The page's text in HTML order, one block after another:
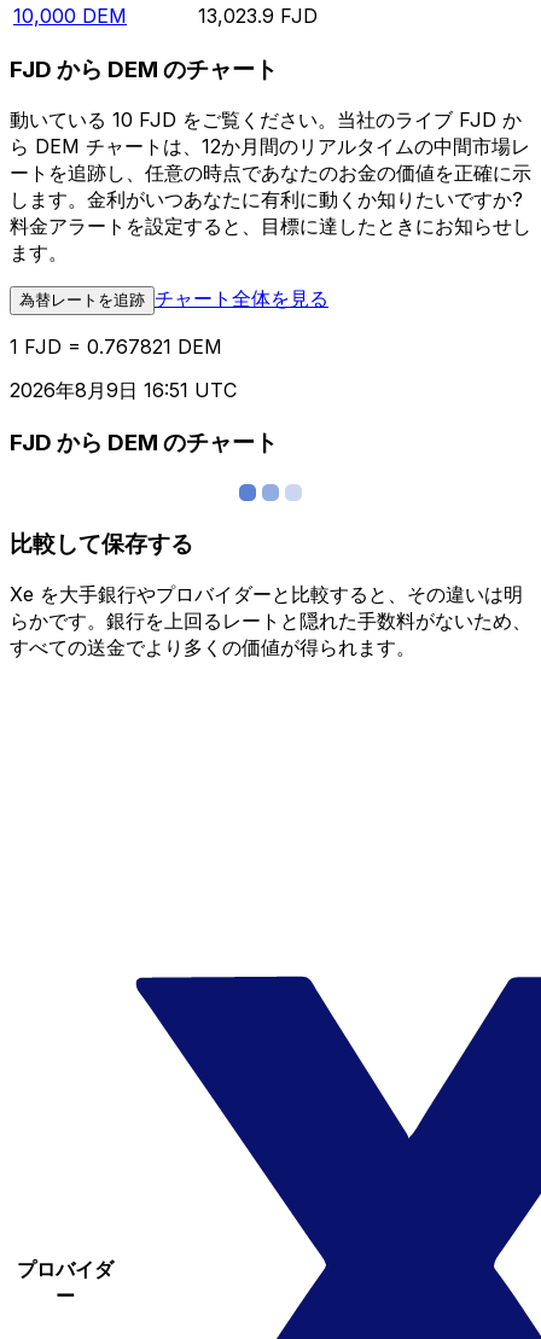
10,000 DEM 13,023.9 FJD
FJD から DEM のチャート
動いている 10 FJD をご覧ください。当社のライブ FJD か
ら DEM チャートは、12か月間のリアルタイムの中間市場レ
ートを追跡し、任意の時点であなたのお金の価値を正確に示
します。金利がいつあなたに有利に動くか知りたいですか?
料金アラートを設定すると、目標に達したときにお知らせし
ます。
為替レートを追跡 チャート全体を見る
1 FJD = 0.767821 DEM
2026年8月9日 16:51 UTC
FJD から DEM のチャート
比較して保存する
Xe を大手銀行やプロバイダーと比較すると、その違いは明
らかです。銀行を上回るレートと隠れた手数料がないため、
すべての送金でより多くの価値が得られます。
プロバイダ
ー